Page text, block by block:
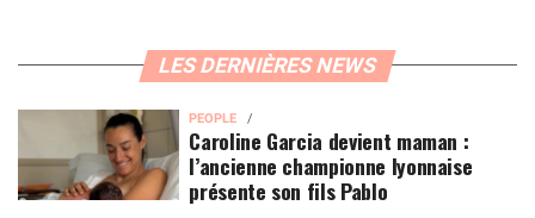
LES DERNIÈRES NEWS
PEOPLE
Caroline Garcia devient maman :
l’ancienne championne lyonnaise
présente son fils Pablo